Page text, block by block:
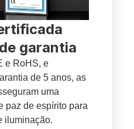
garantia
e RoHS, e
de 5 anos, as
uma
paz de espírito para
iluminação.